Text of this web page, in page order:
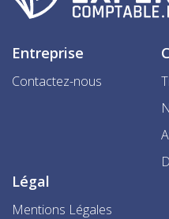
Entreprise
Contactez-nous
Légal
Mentions Légales